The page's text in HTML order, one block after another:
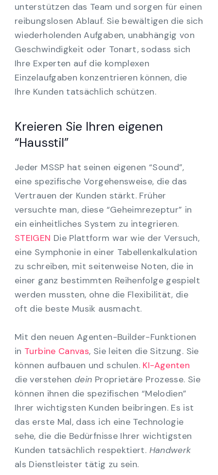
unterstützen das Team und sorgen für einen
reibungslosen Ablauf. Sie bewältigen die sich
wiederholenden Aufgaben, unabhängig von
Geschwindigkeit oder Tonart, sodass sich
Ihre Experten auf die komplexen
Einzelaufgaben konzentrieren können, die
Ihre Kunden tatsächlich schützen.
Kreieren Sie Ihren eigenen
“Hausstil”
Jeder MSSP hat seinen eigenen “Sound”,
eine spezifische Vorgehensweise, die das
Vertrauen der Kunden stärkt. Früher
versuchte man, diese “Geheimrezeptur” in
ein einheitliches System zu integrieren.
STEIGEN Die Plattform war wie der Versuch,
eine Symphonie in einer Tabellenkalkulation
zu schreiben, mit seitenweise Noten, die in
einer ganz bestimmten Reihenfolge gespielt
werden mussten, ohne die Flexibilität, die
oft die beste Musik ausmacht.
Mit den neuen Agenten-Builder-Funktionen
in Turbine Canvas, Sie leiten die Sitzung. Sie
können aufbauen und schulen. KI-Agenten
die verstehen dein Proprietäre Prozesse. Sie
können ihnen die spezifischen “Melodien”
Ihrer wichtigsten Kunden beibringen. Es ist
das erste Mal, dass ich eine Technologie
sehe, die die Bedürfnisse Ihrer wichtigsten
Kunden tatsächlich respektiert. Handwerk
als Dienstleister tätig zu sein.